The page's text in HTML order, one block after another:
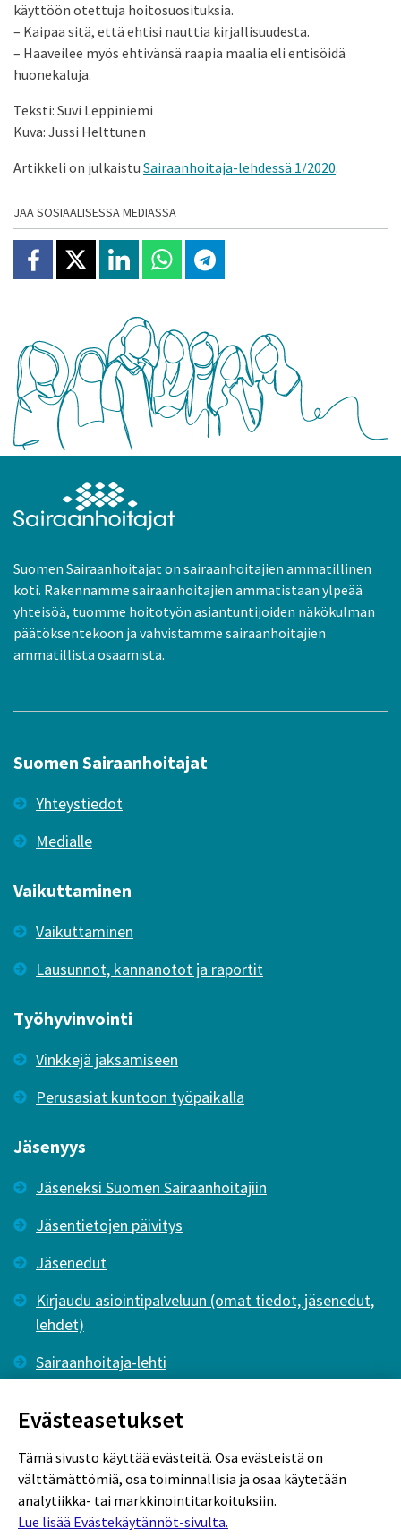
käyttöön otettuja hoitosuosituksia.
– Kaipaa sitä, että ehtisi nauttia kirjallisuudesta.
– Haaveilee myös ehtivänsä raapia maalia eli entisöidä
huonekaluja.
Teksti: Suvi Leppiniemi
Kuva: Jussi Helttunen
Artikkeli on julkaistu Sairaanhoitaja-lehdessä 1/2020.
JAA SOSIAALISESSA MEDIASSA
Jaa Facebookissa
Jaa X:ssäJaa Linkedinissä
Jaa Whatsappissa
Jaa Telegramissa
Suomen Sairaanhoitajat on sairaanhoitajien ammatillinen
koti. Rakennamme sairaanhoitajien ammatistaan ylpeää
yhteisöä, tuomme hoitotyön asiantuntijoiden näkökulman
päätöksentekoon ja vahvistamme sairaanhoitajien
ammatillista osaamista.
Suomen Sairaanhoitajat
Yhteystiedot
Medialle
Vaikuttaminen
Vaikuttaminen
Lausunnot, kannanotot ja raportit
Työhyvinvointi
Vinkkejä jaksamiseen
Perusasiat kuntoon työpaikalla
Jäsenyys
Jäseneksi Suomen Sairaanhoitajiin
Jäsentietojen päivitys
Jäsenedut
Kirjaudu asiointipalveluun (omat tiedot, jäsenedut,
lehdet)
Sairaanhoitaja-lehti
Evästeasetukset
Tämä sivusto käyttää evästeitä. Osa evästeistä on
välttämättömiä, osa toiminnallisia ja osaa käytetään
analytiikka- tai markkinointitarkoituksiin.
Lue lisää Evästekäytännöt-sivulta.